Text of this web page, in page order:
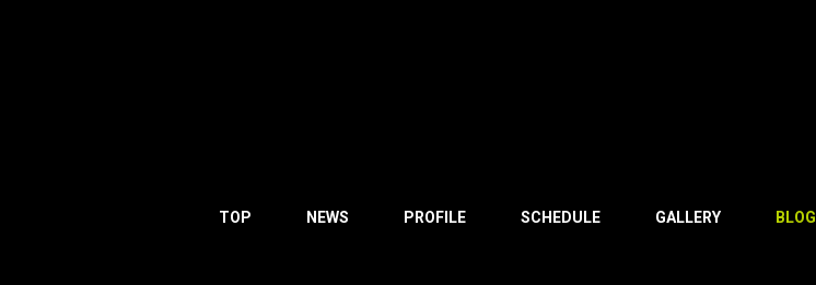
TOP NEWS PROFILE SCHEDULE GALLERY BLOG